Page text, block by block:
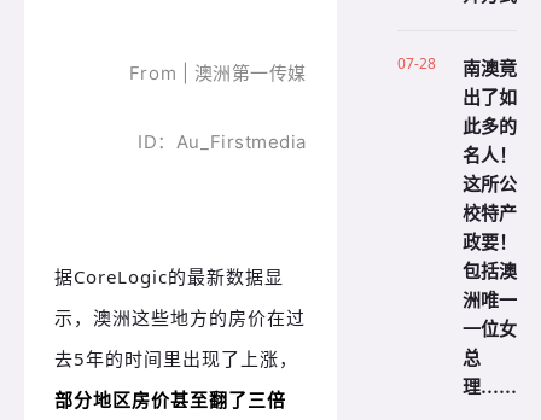
From | 澳洲第一传媒
ID：Au_Firstmedia
据CoreLogic的最新数据显
示，澳洲这些地方的房价在过
去5年的时间里出现了上涨，
部分地区房价甚至翻了三倍
07-28
南澳竟
出了如
此多的
名人！
这所公
校特产
政要！
包括澳
洲唯一
一位女
总
理……